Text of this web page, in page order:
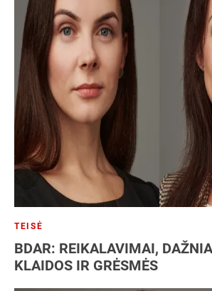
TEISĖ
BDAR: REIKALAVIMAI,
KLAIDOS IR GRĖSMĖS